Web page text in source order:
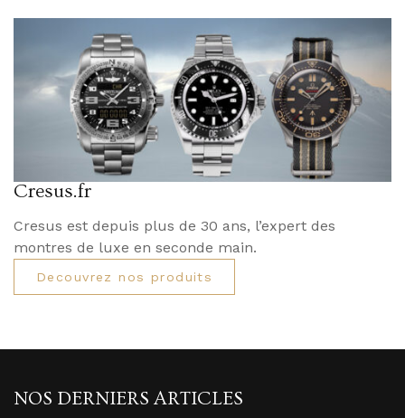
Cresus.fr
Cresus est depuis plus de 30 ans, l’expert des
montres de luxe en seconde main.
Decouvrez nos produits
NOS DERNIERS ARTICLES